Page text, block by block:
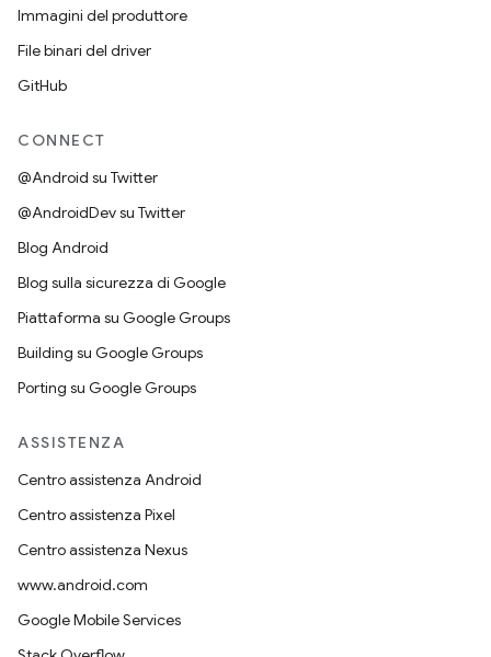
Immagini del produttore
File binari del driver
GitHub
CONNECT
@Android su Twitter
@AndroidDev su Twitter
Blog Android
Blog sulla sicurezza di Google
Piattaforma su Google Groups
Building su Google Groups
Porting su Google Groups
ASSISTENZA
Centro assistenza Android
Centro assistenza Pixel
Centro assistenza Nexus
www.android.com
Google Mobile Services